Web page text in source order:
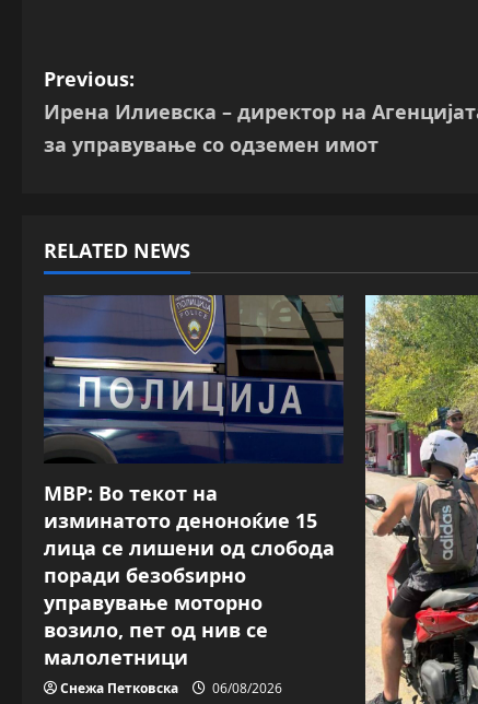
P
o
n
a
v
i
g
a
t
i
o
n
Previous:
Ирена Илиевска – директор на
за управување со одземен имот
RELATED NEWS
МВР: Во текот на
изминатото деноноќие 15
лица се лишени од слобода
поради безобѕирно
управување моторно
возило, пет од нив се
малолетници
Снежа Петковска 06/08/2026